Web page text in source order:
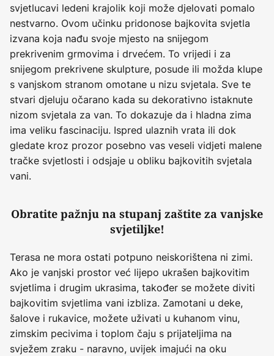
svjetlucavi ledeni krajolik koji može djelovati pomalo
nestvarno. Ovom učinku pridonose bajkovita svjetla
izvana koja nađu svoje mjesto na snijegom
prekrivenim grmovima i drvećem. To vrijedi i za
snijegom prekrivene skulpture, posude ili možda klupe
s vanjskom stranom omotane u nizu svjetala. Sve te
stvari djeluju očarano kada su dekorativno istaknute
nizom svjetala za van. To dokazuje da i hladna zima
ima veliku fascinaciju. Ispred ulaznih vrata ili dok
gledate kroz prozor posebno vas veseli vidjeti malene
tračke svjetlosti i odsjaje u obliku bajkovitih svjetala
vani.
Obratite pažnju na stupanj zaštite za vanjske
svjetiljke!
Terasa ne mora ostati potpuno neiskorištena ni zimi.
Ako je vanjski prostor već lijepo ukrašen bajkovitim
svjetlima i drugim ukrasima, također se možete diviti
bajkovitim svjetlima vani izbliza. Zamotani u deke,
šalove i rukavice, možete uživati u kuhanom vinu,
zimskim pecivima i toplom čaju s prijateljima na
svježem zraku - naravno, uvijek imajući na oku